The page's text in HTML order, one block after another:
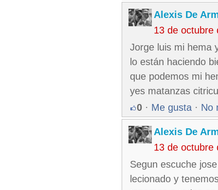
Alexis De
13 de octubre
Jorge luis mi hema
lo están haciendo
que podemos mi
yes matanzas
0 · Me gusta · No
Alexis De
13 de octubre
Segun escuche
lecionado y